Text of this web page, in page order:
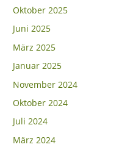
Oktober 2025
Juni 2025
März 2025
Januar 2025
November 2024
Oktober 2024
Juli 2024
März 2024